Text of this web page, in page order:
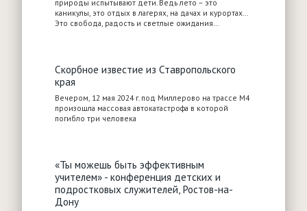
природы испытывают дети. Ведь лето – это
каникулы, это отдых в лагерях, на дачах и курортах...
Это свобода, радость и светлые ожидания…
Cкорбное известие из Ставропольского
края
Вечером, 12 мая 2024 г. под Миллерово на трассе М4
произошла массовая автокатастрофа в которой
погибло три человека
«Ты можешь быть эффективным
учителем» - конференция детских и
подростковых служителей, Ростов-на-
Дону